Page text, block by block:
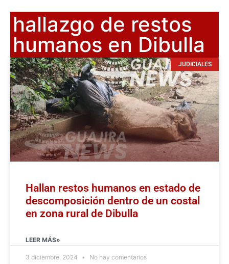
hallazgo de restos
humanos en Dibulla
JUDICIALES
Hallan restos humanos en estado de
descomposición dentro de un costal
en zona rural de Dibulla
LEER MÁS»
3 diciembre, 2024 No hay comentarios